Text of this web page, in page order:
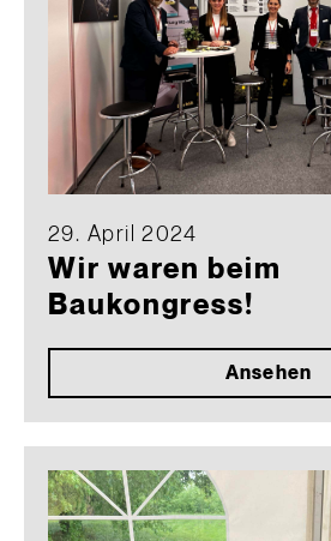
29. April 2024
Wir waren beim
Baukongress!
Ansehen